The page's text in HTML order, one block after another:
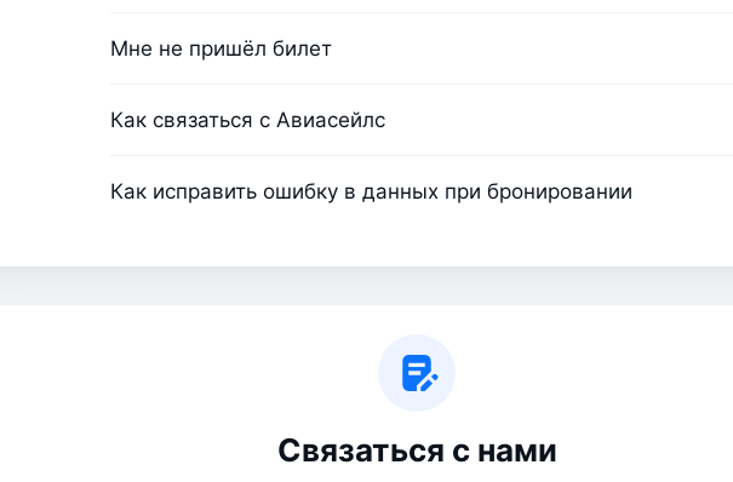
Мне не пришёл билет
Как связаться с Авиасейлс
Как исправить ошибку в данных при бронировании
Связаться с нами